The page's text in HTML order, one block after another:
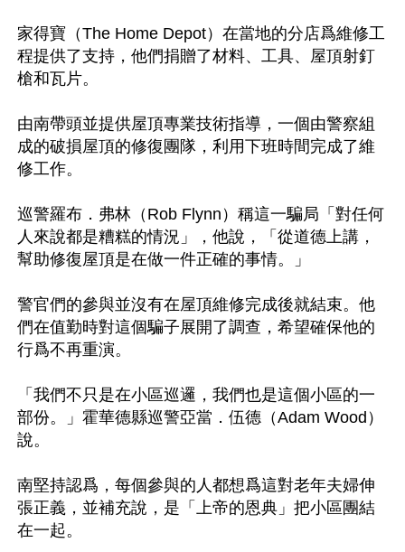
家得寶（The Home Depot）在當地的分店爲維修工
程提供了支持，他們捐贈了材料、工具、屋頂射釘
槍和瓦片。
由南帶頭並提供屋頂專業技術指導，一個由警察組
成的破損屋頂的修復團隊，利用下班時間完成了維
修工作。
巡警羅布．弗林（Rob Flynn）稱這一騙局「對任何
人來說都是糟糕的情況」，他說，「從道德上講，
幫助修復屋頂是在做一件正確的事情。」
警官們的參與並沒有在屋頂維修完成後就結束。他
們在值勤時對這個騙子展開了調查，希望確保他的
行爲不再重演。
「我們不只是在小區巡邏，我們也是這個小區的一
部份。」霍華德縣巡警亞當．伍德（Adam Wood）
說。
南堅持認爲，每個參與的人都想爲這對老年夫婦伸
張正義，並補充說，是「上帝的恩典」把小區團結
在一起。